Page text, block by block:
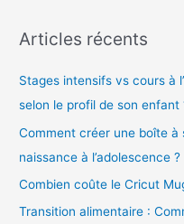
é
Articles récents
Stages intensifs vs cours à
selon le profil de son enfant
Comment créer une boîte à
naissance à l’adolescence ?
Combien coûte le Cricut
Transition alimentaire :